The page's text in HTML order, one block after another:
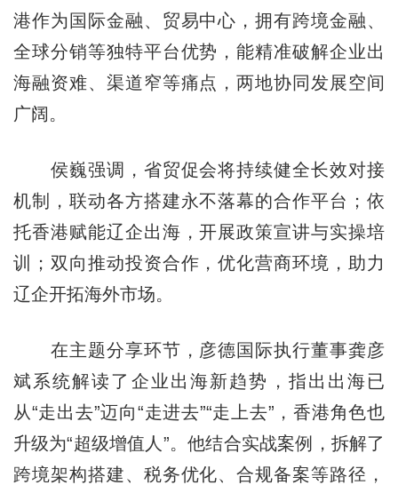
港作为国际金融、贸易中心，拥有跨境金融、
全球分销等独特平台优势，能精准破解企业出
海融资难、渠道窄等痛点，两地协同发展空间
广阔。
侯巍强调，省贸促会将持续健全长效对接
机制，联动各方搭建永不落幕的合作平台；依
托香港赋能辽企出海，开展政策宣讲与实操培
训；双向推动投资合作，优化营商环境，助力
辽企开拓海外市场。
在主题分享环节，彦德国际执行董事龚彦
斌系统解读了企业出海新趋势，指出出海已
从“走出去”迈向“走进去”“走上去”，香港角色也
升级为“超级增值人”。他结合实战案例，拆解了
跨境架构搭建、税务优化、合规备案等路径，